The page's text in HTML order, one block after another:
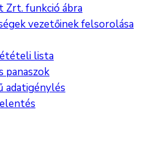
Zrt. funkció ábra
vezetőinek felsorolása
lista
panaszok
adatigénylés